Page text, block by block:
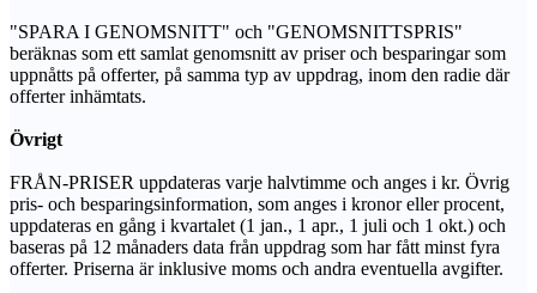
"SPARA I GENOMSNITT" och "GENOMSNITTSPRIS"
beräknas som ett samlat genomsnitt av priser och besparingar som
uppnåtts på offerter, på samma typ av uppdrag, inom den radie där
offerter inhämtats.
Övrigt
FRÅN-PRISER uppdateras varje halvtimme och anges i kr. Övrig
pris- och besparingsinformation, som anges i kronor eller procent,
uppdateras en gång i kvartalet (1 jan., 1 apr., 1 juli och 1 okt.) och
baseras på 12 månaders data från uppdrag som har fått minst fyra
offerter. Priserna är inklusive moms och andra eventuella avgifter.